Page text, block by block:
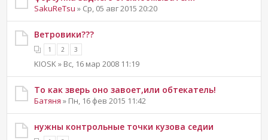
SakuReTsu » Ср, 05 авг 2015 20:20
Ветровики???
1 2 3
KIOSK » Вс, 16 мар 2008 11:19
То как зверь оно завоет,или обтекатель!
Батяня » Пн, 16 фев 2015 11:42
нужны контрольные точки кузова седии